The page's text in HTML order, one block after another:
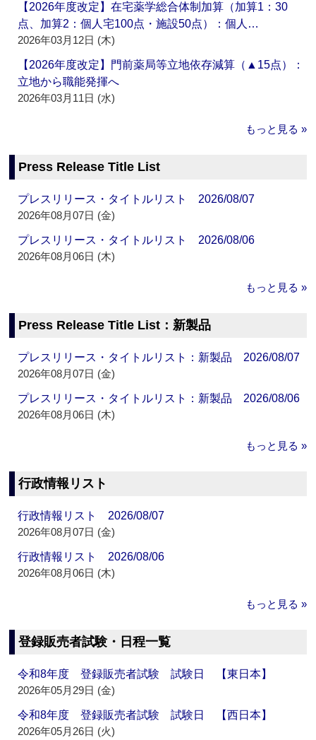
【2026年度改定】在宅薬学総合体制加算（加算1：30
点、加算2：個人宅100点・施設50点）：個人…
2026年03月12日 (木)
【2026年度改定】門前薬局等立地依存減算（▲15点）：
立地から職能発揮へ
2026年03月11日 (水)
もっと見る »
Press Release Title List
プレスリリース・タイトルリスト 2026/08/07
2026年08月07日 (金)
プレスリリース・タイトルリスト 2026/08/06
2026年08月06日 (木)
もっと見る »
Press Release Title List：新製品
プレスリリース・タイトルリスト：新製品 2026/08/07
2026年08月07日 (金)
プレスリリース・タイトルリスト：新製品 2026/08/06
2026年08月06日 (木)
もっと見る »
行政情報リスト
行政情報リスト 2026/08/07
2026年08月07日 (金)
行政情報リスト 2026/08/06
2026年08月06日 (木)
もっと見る »
登録販売者試験・日程一覧
令和8年度 登録販売者試験 試験日 【東日本】
2026年05月29日 (金)
令和8年度 登録販売者試験 試験日 【西日本】
2026年05月26日 (火)